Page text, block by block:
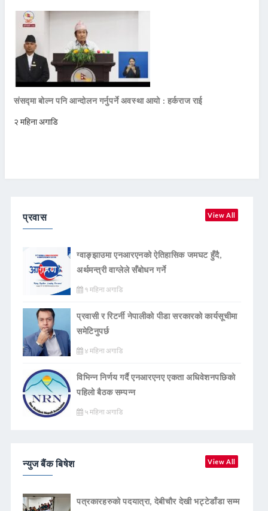
संसद्मा बोल्न पनि आन्दोलन गर्नुपर्ने अवस्था आयो : हर्कराज राई
२ महिना अगाडि
प्रवास View All
ग्वाङ्झाउमा एनआरएनको ऐतिहासिक जमघट हुँदै,
अर्थमन्त्री वाग्लेले सँबोधन गर्ने
१ महिना अगाडि
प्रवासी र रिटर्नी नेपालीको पीडा सरकारको कार्यसूचीमा
समेटिनुपर्छ
४ महिना अगाडि
विभिन्न निर्णय गर्दै एनआरएनए एकता अधिवेशनपछिको
पहिलो बैठक सम्पन्न
५ महिना अगाडि
न्युज बैंक बिषेश View All
पत्रकारहरुको पदयात्रा, देबीचौर देखी भट्टेडाँडा सम्म